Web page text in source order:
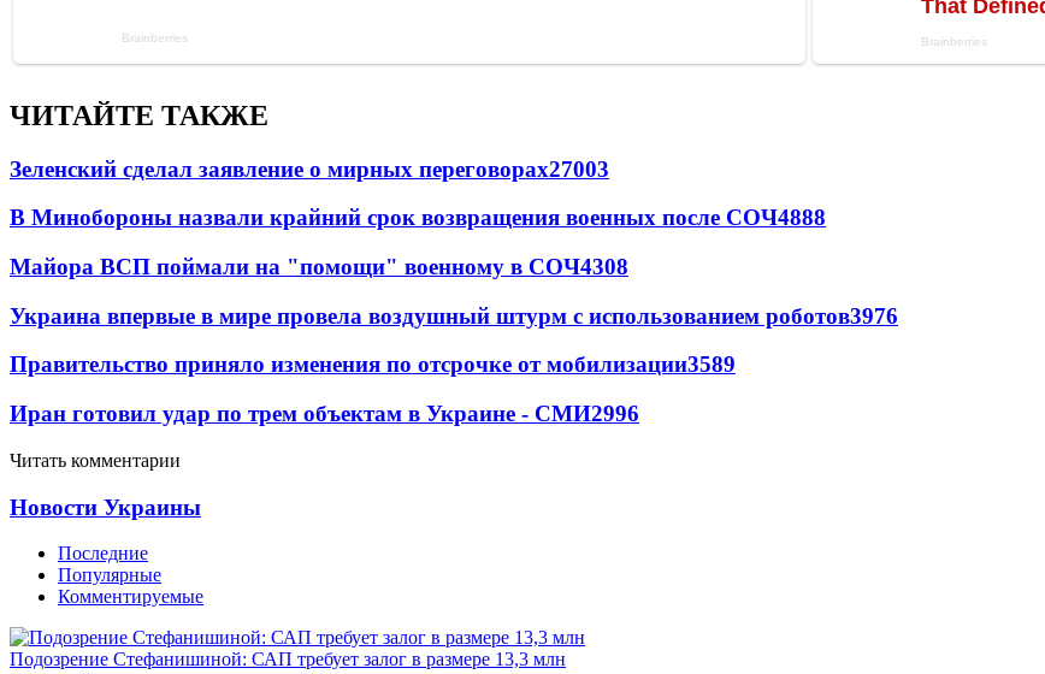
ЧИТАЙТЕ ТАКЖЕ
Зеленский сделал заявление о мирных переговорах27003
В Минобороны назвали крайний срок возвращения военных после СОЧ4888
Майора ВСП поймали на "помощи" военному в СОЧ4308
Украина впервые в мире провела воздушный штурм с использованием роботов3976
Правительство приняло изменения по отсрочке от мобилизации3589
Иран готовил удар по трем объектам в Украине - СМИ2996
Читать комментарии
Новости Украины
Последние
Популярные
Комментируемые
Подозрение Стефанишиной: САП требует залог в размере 13,3 млн